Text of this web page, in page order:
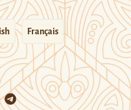
Français